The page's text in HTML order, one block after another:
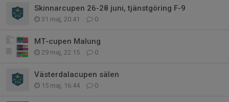
Skinnarcupen 26-28 juni, tjänstgöring F-9
31 maj, 20:41 0
MT-cupen Malung
29 maj, 22:15 0
Västerdalacupen sälen
15 maj, 16:44 0